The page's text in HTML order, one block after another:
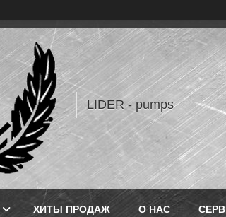
LIDER - pumps
ХИТЫ ПРОДАЖ О НАС